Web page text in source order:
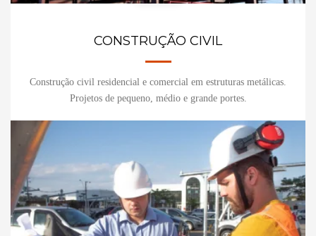
CONSTRUÇÃO CIVIL
Construção civil residencial e comercial em estruturas metálicas.
Projetos de pequeno, médio e grande portes.